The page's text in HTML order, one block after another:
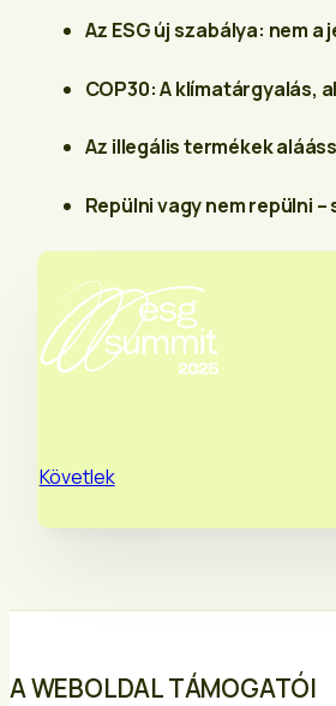
Az ESG új szabálya: nem
COP30: A klímatárgyalás,
Az illegális termékek
Repülni vagy nem repülni
Követlek
A WEBOLDAL TÁMOGATÓI